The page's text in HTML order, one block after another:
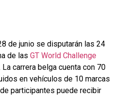
de junio se disputarán las 24
de las GT World Challenge
La carrera belga cuenta con 70
en vehículos de 10 marcas
participantes puede recibir